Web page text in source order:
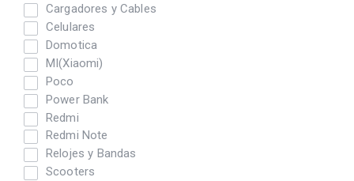
Cargadores y Cables
Celulares
Domotica
MI(Xiaomi)
Poco
Power Bank
Redmi
Redmi Note
Relojes y Bandas
Scooters